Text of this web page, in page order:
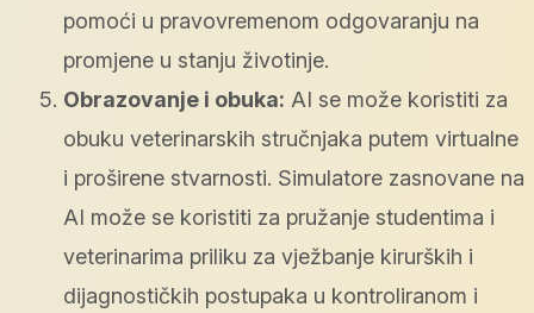
pomoći u pravovremenom odgovaranju na
promjene u stanju životinje.
Obrazovanje i obuka: AI se može koristiti za
obuku veterinarskih stručnjaka putem virtualne
i proširene stvarnosti. Simulatore zasnovane na
AI može se koristiti za pružanje studentima i
veterinarima priliku za vježbanje kirurških i
dijagnostičkih postupaka u kontroliranom i